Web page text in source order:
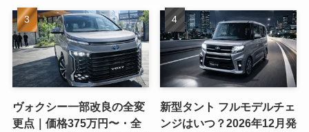
ヴォクシー一部改良の全変
更点｜価格375万円〜・全
新型タント フルモデルチェ
ンジはいつ？2026年12月発